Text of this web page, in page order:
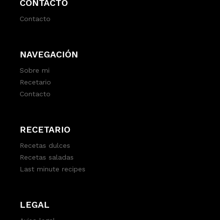
CONTACTO
Contacto
NAVEGACIÓN
Sobre mi
Recetario
Contacto
RECETARIO
Recetas dulces
Recetas saladas
Last minute recipes
LEGAL